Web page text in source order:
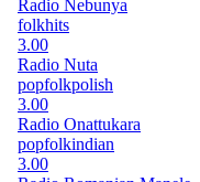
Radio Nebunya
folkhits
3.00
Radio Nuta
popfolkpolish
3.00
Radio Onattukara
popfolkindian
3.00